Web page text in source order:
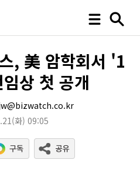
, 美 암학회서 '1
상 첫 공개
(화) 09:05